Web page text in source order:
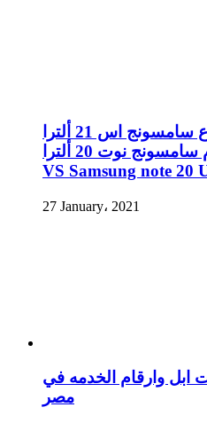
إختبار سرعة : أيهما أسرع سامسونج اس 21 ألترا
أم سامسونج نوت 20 ألترا – Samsung S21 Ultra
VS Samsung note 20
27 January، 2021
ابل وارقام الخدمه في
مصر